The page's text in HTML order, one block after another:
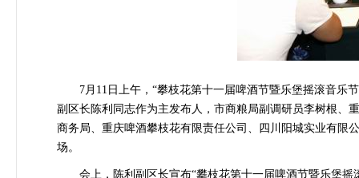
7月11日上午，“攀枝花第十一届啤酒节暨乐堡摇滚音乐节
副区长陈利同志作为主发布人，市商粮局副调研员李树根、
商务局、重庆啤酒攀枝花有限责任公司、四川阳城实业有限
场。
会上，陈利副区长宣布“攀枝花第十一届啤酒节暨乐堡摇